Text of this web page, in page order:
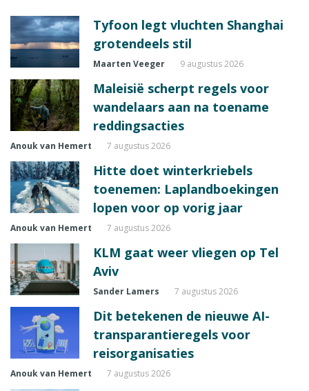
Tyfoon legt vluchten Shanghai
grotendeels stil
Maarten Veeger 9 augustus 2026
Maleisië scherpt regels voor
wandelaars aan na toename
reddingsacties
Anouk van Hemert 7 augustus 2026
Hitte doet winterkriebels
toenemen: Laplandboekingen
lopen voor op vorig jaar
Anouk van Hemert 7 augustus 2026
KLM gaat weer vliegen op Tel
Aviv
Sander Lamers 7 augustus 2026
Dit betekenen de nieuwe AI-
transparantieregels voor
reisorganisaties
Anouk van Hemert 7 augustus 2026